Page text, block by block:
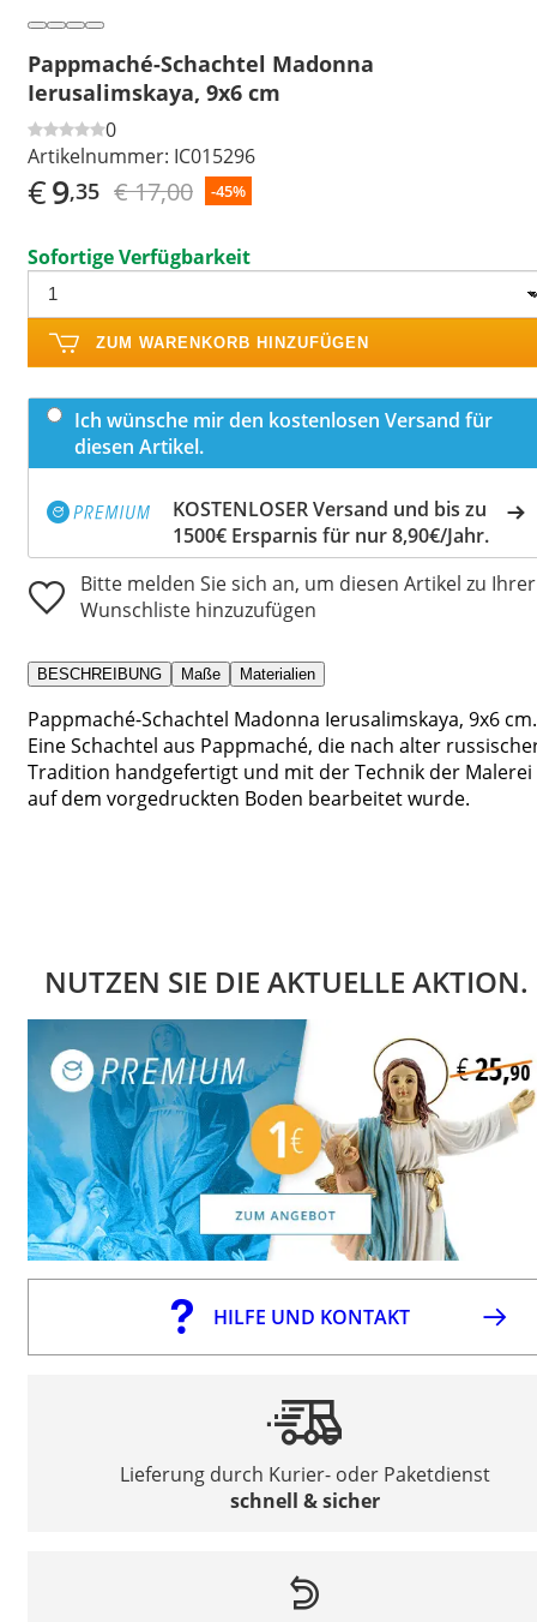
Pappmaché-Schachtel Madonna
Ierusalimskaya, 9x6 cm
0
Artikelnummer: IC015296
€9,35 € 17,00 -45%
Sofortige Verfügbarkeit
ZUM WARENKORB HINZUFÜGEN
Ich wünsche mir den kostenlosen Versand für
diesen Artikel.
KOSTENLOSER Versand und bis zu
1500€ Ersparnis für nur 8,90€/Jahr.
Bitte melden Sie sich an, um diesen Artikel zu Ihrer
Wunschliste hinzuzufügen
BESCHREIBUNG Maße Materialien
Pappmaché-Schachtel Madonna Ierusalimskaya, 9x6 cm.
Eine Schachtel aus Pappmaché, die nach alter
Tradition handgefertigt und mit der Technik der Malerei
auf dem vorgedruckten Boden bearbeitet wurde.
NUTZEN SIE DIE AKTUELLE AKTION.
HILFE UND KONTAKT
Lieferung durch Kurier- oder Paketdienst
schnell & sicher